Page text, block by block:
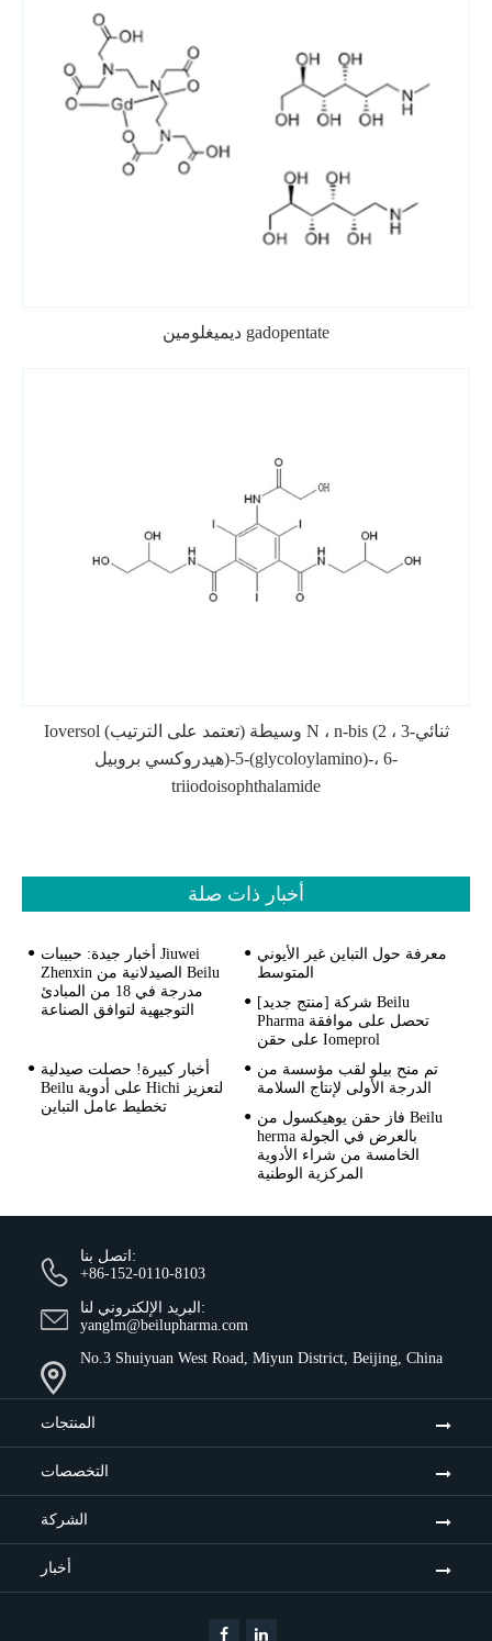
ديميغلومين gadopentate
Ioversol وسيطة (تعتمد على الترتيب) N ، n-bis (2 ، 3-ثنائي
هيدروكسي بروبيل)-5-(glycoloylamino)-، 6-
triiodoisophthalamide
أخبار ذات صلة
أخبار جيدة: حبيبات Jiuwei
Zhenxin الصيدلانية من Beilu
مدرجة في 18 من المبادئ
التوجيهية لتوافق الصناعة
معرفة حول التباين غير الأيوني
المتوسط
[منتج جديد] شركة Beilu
Pharma تحصل على موافقة
على حقن Iomeprol
أخبار كبيرة! حصلت صيدلية
Beilu على أدوية Hichi لتعزيز
تخطيط عامل التباين
تم منح بيلو لقب مؤسسة من
الدرجة الأولى لإنتاج السلامة
فاز حقن يوهيكسول من Beilu
herma بالعرض في الجولة
الخامسة من شراء الأدوية
المركزية الوطنية
اتصل بنا:
+86-152-0110-8103
البريد الإلكتروني لنا:
yanglm@beilupharma.com
No.3 Shuiyuan West Road, Miyun District, Beijing, China
المنتجات
التخصصات
الشركة
أخبار